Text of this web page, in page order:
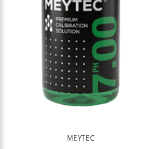
MEYTEC